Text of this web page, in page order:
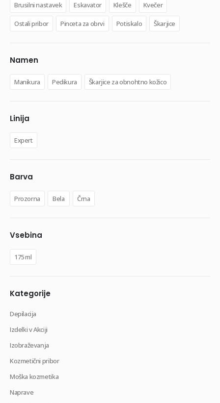
Brusilni nastavek Eskavator Klešče Kvečer
Ostali pribor Pinceta za obrvi Potiskalo Škarjice
Namen
Manikura Pedikura Škarjice za obnohtno kožico
Linija
Expert
Barva
Prozorna Bela Črna
Vsebina
175 ml
Kategorije
Depilacija
Izdelki v Akciji
Izobraževanja
Kozmetični pribor
Moška kozmetika
Naprave